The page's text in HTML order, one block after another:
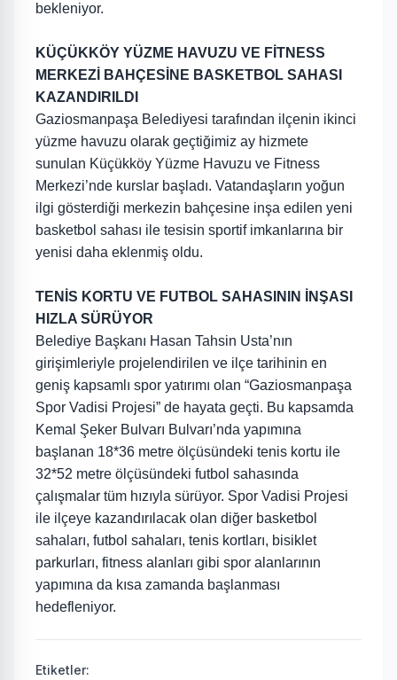
bekleniyor.
KÜÇÜKKÖY YÜZME HAVUZU VE FİTNESS
MERKEZİ BAHÇESİNE BASKETBOL SAHASI
KAZANDIRILDI
Gaziosmanpaşa Belediyesi tarafından ilçenin ikinci
yüzme havuzu olarak geçtiğimiz ay hizmete
sunulan Küçükköy Yüzme Havuzu ve Fitness
Merkezi’nde kurslar başladı. Vatandaşların yoğun
ilgi gösterdiği merkezin bahçesine inşa edilen yeni
basketbol sahası ile tesisin sportif imkanlarına bir
yenisi daha eklenmiş oldu.
TENİS KORTU VE FUTBOL SAHASININ İNŞASI
HIZLA SÜRÜYOR
Belediye Başkanı Hasan Tahsin Usta’nın
girişimleriyle projelendirilen ve ilçe tarihinin en
geniş kapsamlı spor yatırımı olan “Gaziosmanpaşa
Spor Vadisi Projesi” de hayata geçti. Bu kapsamda
Kemal Şeker Bulvarı Bulvarı’nda yapımına
başlanan 18*36 metre ölçüsündeki tenis kortu ile
32*52 metre ölçüsündeki futbol sahasında
çalışmalar tüm hızıyla sürüyor. Spor Vadisi Projesi
ile ilçeye kazandırılacak olan diğer basketbol
sahaları, futbol sahaları, tenis kortları, bisiklet
parkurları, fitness alanları gibi spor alanlarının
yapımına da kısa zamanda başlanması
hedefleniyor.
Etiketler: